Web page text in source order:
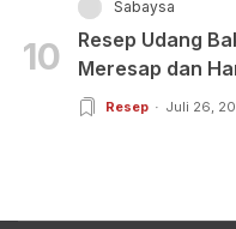
10
Sabaysa
Resep Udang
Meresap dan
Resep Juli 26,